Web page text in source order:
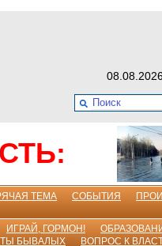
ТЕМА СОБЫТИЯ
ИГРАЙ, ГОРМОН!
БЫВАЛЫХ ВОПРОС К